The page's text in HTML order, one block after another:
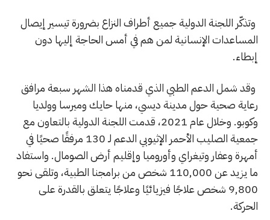
وتذكّر اللجنة الدولية جميع أطراف النزاع بضرورة تيسير إيصال
المساعدات الإنسانية لمن هم في أمس الحاجة إليها دون
إبطاء.
وقد شمل الدعم الطبي الذي قدمناه هذا الشهر سبعة مرافق
رعاية صحية حول مدينة ديسي، منها حايك وميرسا وولديا
وكوبو. وخلال عام 2021، قدمت اللجنة الدولية بالتعاون مع
جمعية الصليب الأحمر الإثيوبي الدعم لـ 130 مرفقًا صحيًا في
أمهرة وعفار وتيغراي وأوروميا وإقليم أرض الصومال. واستفاد
ما يزيد عن 110,000 شخص من برامجنا الطبية، وتلقى نحو
9,800 شخص علاجًا فيزيائيًا وعلاجًا يتعلق بالقدرة على
الحركة.